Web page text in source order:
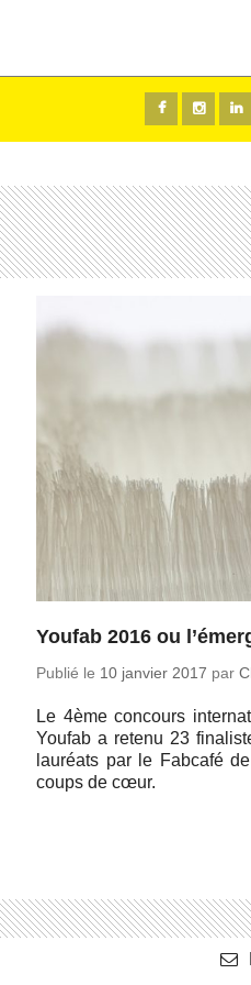
Youfab 2016 ou
Publié le 10 janvier 2017 par
Le 4ème concours
Youfab a retenu 23
lau­réats par le Fabcafé
coups de cœur.